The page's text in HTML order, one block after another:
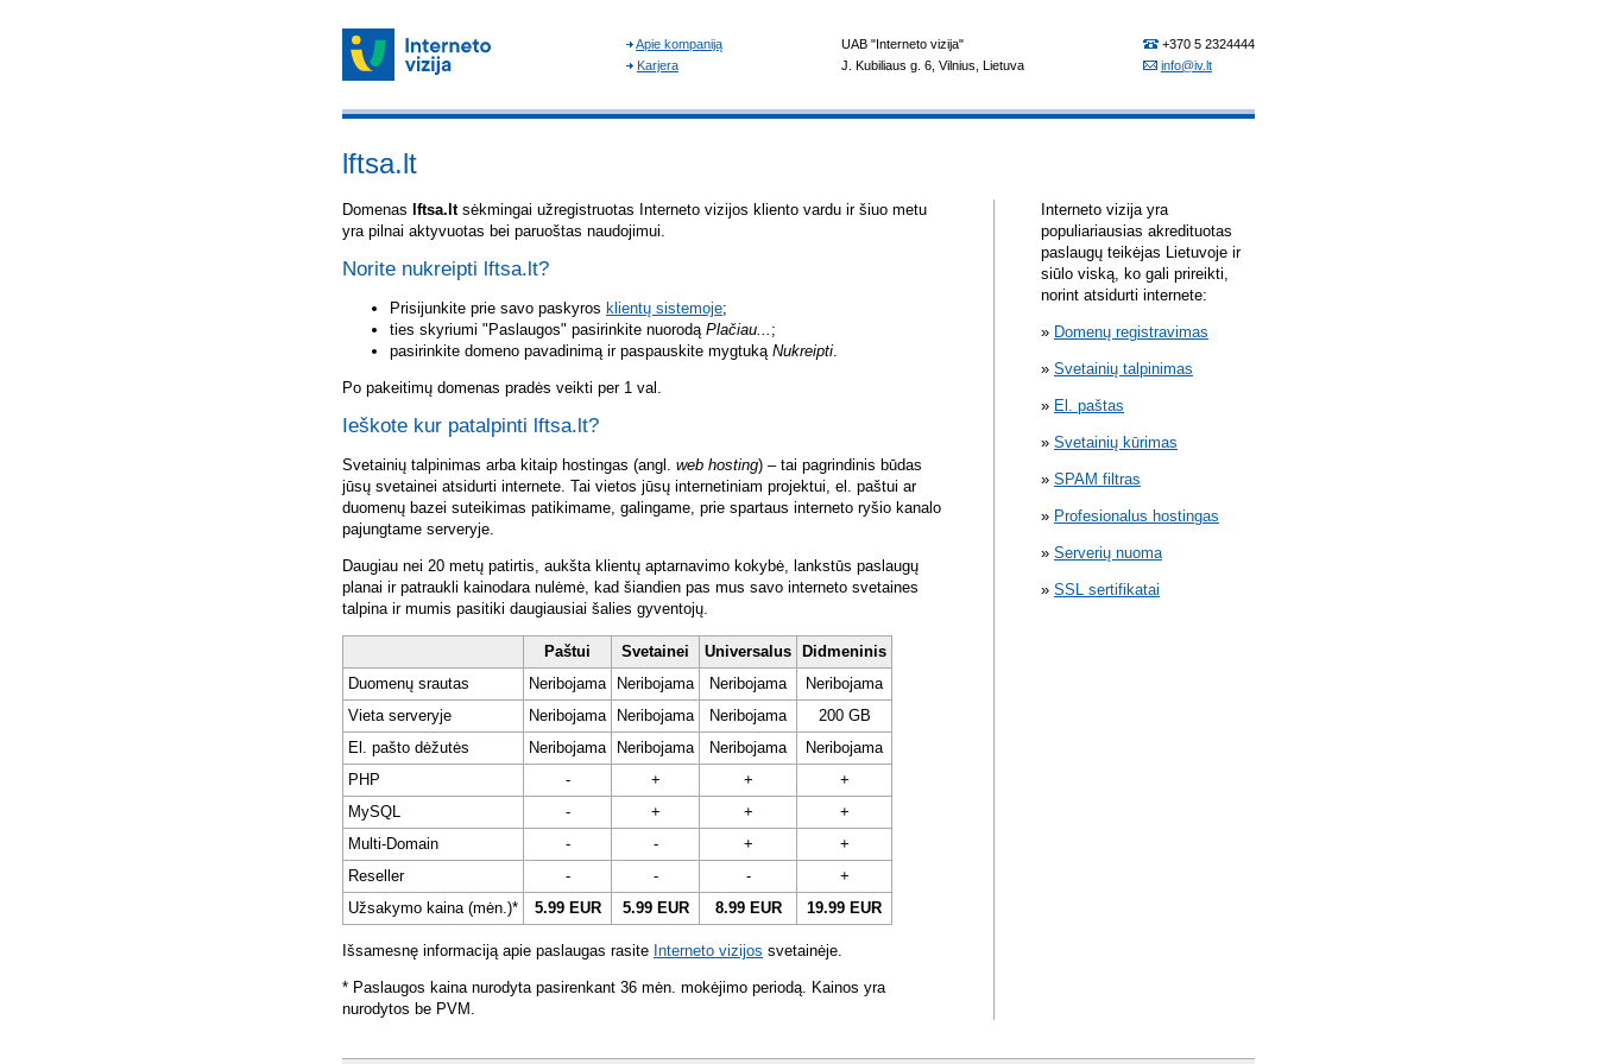
lftsa.lt
Domenas lftsa.ltsėkmingai užregistruotas Interneto vizijos kliento vardu ir šiuo metu
yra pilnai aktyvuotas bei paruoštas naudojimui.
Norite nukreipti lftsa.lt?
Prisijunkite prie savo paskyros klientų sistemoje;
ties skyriumi "Paslaugos" pasirinkite nuorodą Plačiau... ;
pasirinkite domeno pavadinimą ir paspauskite mygtuką Nukreipti.
Po pakeitimų domenas pradės veikti per 1 val.
Ieškote kur patalpinti lftsa.lt?
Svetainių talpinimas arba kitaip hostingas (angl. web hosting) – tai pagrindinis būdas
jūsų svetainei atsidurti internete. Tai vietos jūsų internetiniam projektui, el. paštui ar
duomenų bazei suteikimas patikimame, galingame, prie spartaus interneto ryšio kanalo
pajungtame serveryje.
Daugiau nei 20 metų patirtis, aukšta klientų aptarnavimo kokybė, lankstūs paslaugų
planai ir patraukli kainodara nulėmė, kad šiandien pas mus savo interneto svetaines
talpina ir mumis pasitiki daugiausiai šalies gyventojų.
Paštui Svetainei Universalus
Didmeninis
Duomenų srautas
Neribojama Neribojama Neribojama
Neribojama
Vieta serveryje
Neribojama Neribojama Neribojama
200 GB
El. pašto dėžutės
Neribojama Neribojama Neribojama
Neribojama
PHP
- + +
+
MySQL
- + +
+
Multi-Domain
- - +
+
Reseller
- - -
+
Užsakymo kaina (mėn.)*
5.99 EUR 5.99 EUR 8.99 EUR 19.99 EUR
Išsamesnę informaciją apie paslaugas rasite Interneto vizijos svetainėje.
* Paslaugos kaina nurodyta pasirenkant 36 mėn. mokėjimo periodą. Kainos yra
nurodytos be PVM.
Interneto vizija yra
populiariausias akredituotas
paslaugų teikėjas Lietuvoje ir
siūlo viską, ko gali prireikti,
norint atsidurti internete:
Domenų registravimas
Svetainių talpinimas
El. paštas
Svetainių kūrimas
SPAM filtras
Profesionalus hostingas
Serverių nuoma
SSL sertifikatai